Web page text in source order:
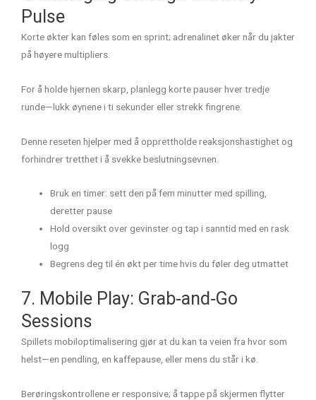
Pulse
Korte økter kan føles som en sprint; adrenalinet øker når du jakter
på høyere multipliers.
For å holde hjernen skarp, planlegg korte pauser hver tredje
runde—lukk øynene i ti sekunder eller strekk fingrene.
Denne reseten hjelper med å opprettholde reaksjonshastighet og
forhindrer tretthet i å svekke beslutningsevnen.
Bruk en timer: sett den på fem minutter med spilling,
deretter pause
Hold oversikt over gevinster og tap i sanntid med en rask
logg
Begrens deg til én økt per time hvis du føler deg utmattet
7. Mobile Play: Grab‑and‑Go
Sessions
Spillets mobiloptimalisering gjør at du kan ta veien fra hvor som
helst—en pendling, en kaffepause, eller mens du står i kø.
Berøringskontrollene er responsive; å tappe på skjermen flytter